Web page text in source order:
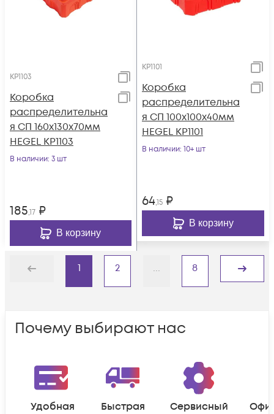
КР1103
Коробка
распределительна
я СП 160х130х70мм
HEGEL КР1103
В наличии: 3 шт
185,17 ₽
В корзину
КР1101
Коробка
распределительна
я СП 100х100х40мм
HEGEL КР1101
В наличии: 10+ шт
64,15 ₽
В корзину
Назад
1 2 ... 8
Дальше
Почему выбирают нас
Удобная
Быстрая
Сервисный